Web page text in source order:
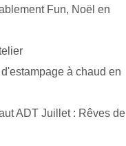
Fun, Noël en
à chaud en
ADT Juillet : Rêves de